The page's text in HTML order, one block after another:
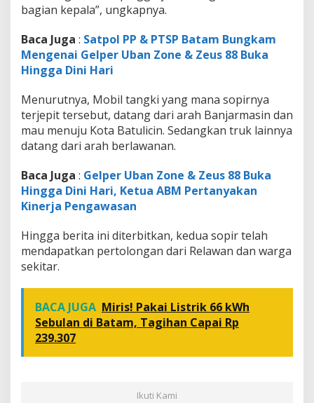
bagian kepala”, ungkapnya.
Baca Juga : Satpol PP & PTSP Batam Bungkam
Mengenai Gelper Uban Zone & Zeus 88 Buka
Hingga Dini Hari
Menurutnya, Mobil tangki yang mana sopirnya
terjepit tersebut, datang dari arah Banjarmasin dan
mau menuju Kota Batulicin. Sedangkan truk lainnya
datang dari arah berlawanan.
Baca Juga : Gelper Uban Zone & Zeus 88 Buka
Hingga Dini Hari, Ketua ABM Pertanyakan
Kinerja Pengawasan
Hingga berita ini diterbitkan, kedua sopir telah
mendapatkan pertolongan dari Relawan dan warga
sekitar.
BACA JUGA Miris! Pakai Listrik 66 kWh
Sebulan di Batam, Tagihan Capai Rp
239.307
Ikuti Kami